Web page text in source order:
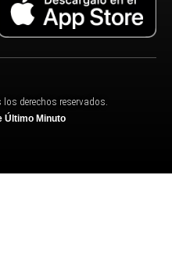
derechos reservados.
Último Minuto